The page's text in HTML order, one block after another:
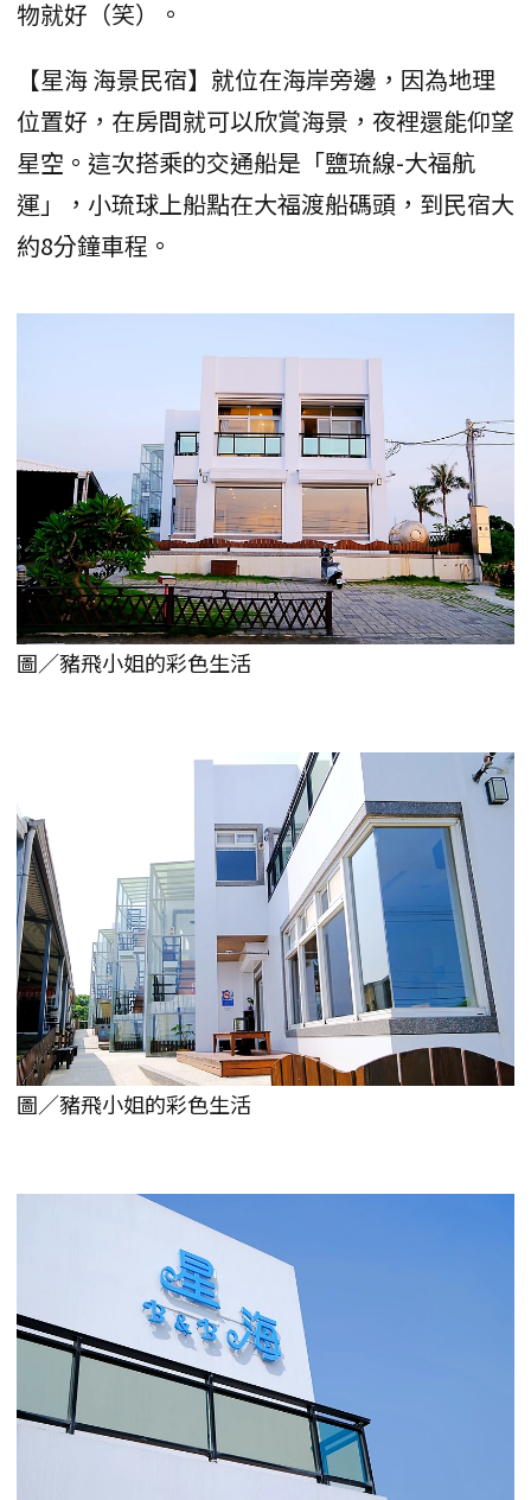
物就好（笑）。
【星海 海景民宿】就位在海岸旁邊，因為地理
位置好，在房間就可以欣賞海景，夜裡還能仰望
星空。這次搭乘的交通船是「鹽琉線-大福航
運」，小琉球上船點在大福渡船碼頭，到民宿大
約8分鐘車程。
圖／豬飛小姐的彩色生活
圖／豬飛小姐的彩色生活